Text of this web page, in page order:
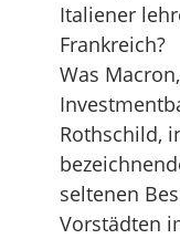
Italiener
Frankreich?
Was
Rothschild,
seltenen
Vorstädten